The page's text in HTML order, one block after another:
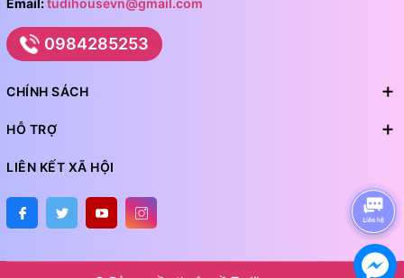
Email:tudihousevn@gmail.com
0984285253
CHÍNH SÁCH
HỖ TRỢ
LIÊN KẾT XÃ HỘI